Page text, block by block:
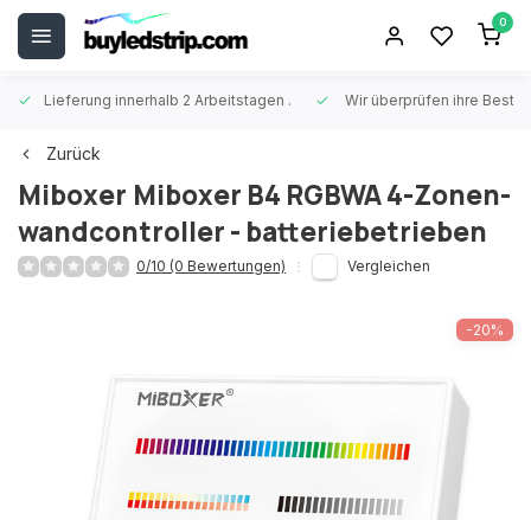
0
Lieferung innerhalb 2 Arbeitstagen . Wir überprüfen ihre
Zurück
Miboxer Miboxer B4 RGBWA 4-Zonen-
wandcontroller - batteriebetrieben
0/10 (0 Bewertungen) Vergleichen
-20%